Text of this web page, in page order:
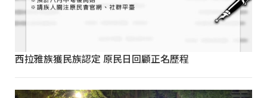
西拉雅族獲民族認定 原民日回顧正名歷程